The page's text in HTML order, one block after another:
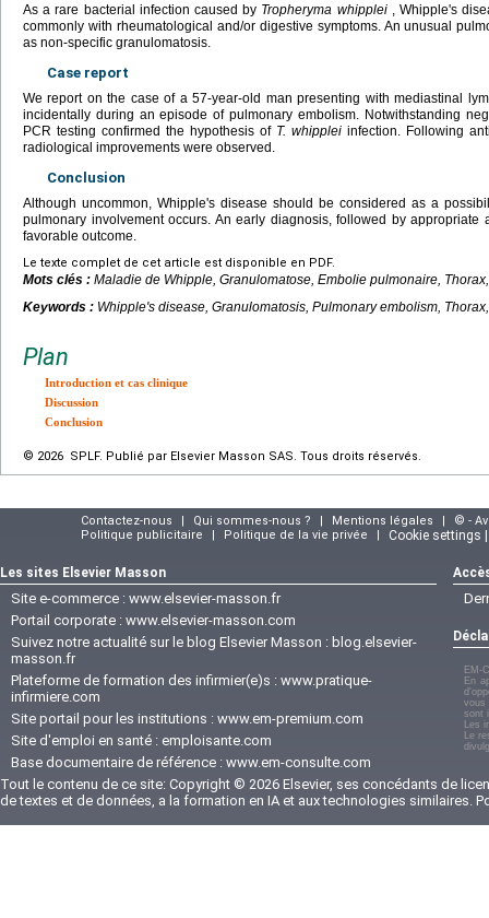
As a rare bacterial infection caused by Tropheryma whipplei, Whipple's
commonly with rheumatological and/or digestive symptoms. An unusual
as non-specific granulomatosis.
Case report
We report on the case of a 57-year-old man presenting with mediastinal
incidentally during an episode of pulmonary embolism. Notwithstanding
PCR testing confirmed the hypothesis of T. whipplei infection. Following
radiological improvements were observed.
Conclusion
Although uncommon, Whipple's disease should be considered as a
pulmonary involvement occurs. An early diagnosis, followed by appropriate
favorable outcome.
Le texte complet de cet article est disponible en PDF.
Mots clés : Maladie de Whipple, Granulomatose, Embolie pulmonaire,
Keywords : Whipple's disease, Granulomatosis, Pulmonary embolism,
Plan
Introduction et cas clinique
Discussion
Conclusion
© 2026 SPLF. Publié par Elsevier Masson SAS. Tous droits réservés.
Contactez-nous | Qui sommes-nous ? | Mentions légales |
© -
Politique publicitaire
| Politique de la vie privée | Cookie settings
Les sites Elsevier Masson
Site e-commerce : www.elsevier-masson.fr
Portail corporate : www.elsevier-masson.com
Suivez notre actualité sur le blog Elsevier Masson : blog.elsevier-
masson.fr
Plateforme de formation des infirmier(e)s : www.pratique-
infirmiere.com
Site portail pour les institutions : www.em-premium.com
Site d'emploi en santé : emploisante.com
Base documentaire de référence : www.em-consulte.com
EM-
En
vous
sont
Les
Le
Tout le contenu de ce site: Copyright © 2026 Elsevier, ses concédants de
de textes et de données, a la formation en IA et aux technologies similaires.